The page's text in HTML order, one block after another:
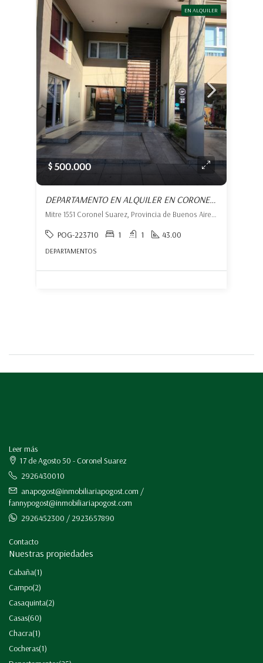
EN ALQUILER
$ 500.000
DEPARTAMENTO EN ALQUILER EN CORONEL SUÁREZ
POG-223710 1 1 43.00
DEPARTAMENTOS
Leer más
17 de Agosto 50 - Coronel Suarez
2926430010
anapogost@inmobiliariapogost.com /
fannypogost@inmobiliariapogost.com
2926452300 / 2923657890
Contacto
Nuestras propiedades
Cabaña(1)
Campo(2)
Casaquinta(2)
Casas(60)
Chacra(1)
Cocheras(1)